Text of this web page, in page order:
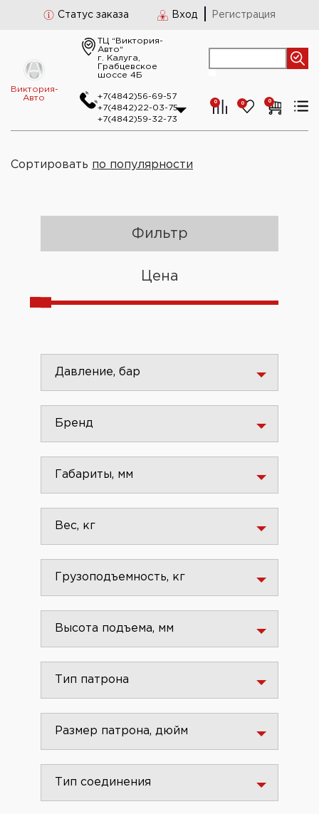
Статус заказа Вход Регистрация
Виктория-
Авто
ТЦ “Виктория-
Авто“
г. Калуга,
Грабцевское
шоссе 4Б
+7(4842)56-69-57
+7(4842)22-03-75
+7(4842)59-32-73
0 0 0
Сортировать по популярности
Фильтр
Цена
Давление, бар
Бренд
Габариты, мм
Вес, кг
Грузоподъемность, кг
Высота подъема, мм
Тип патрона
Размер патрона, дюйм
Тип соединения